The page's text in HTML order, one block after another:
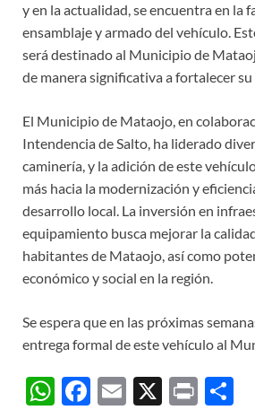
y en la actualidad, se encuentra en la
ensamblaje y armado del vehículo.
será destinado al Municipio de
de manera significativa a fortalecer
El Municipio de Mataojo, en
Intendencia de Salto, ha liderado
caminería, y la adición de este
más hacia la modernización y
desarrollo local. La inversión en
equipamiento busca mejorar la
habitantes de Mataojo, así como
económico y social en la región.
Se espera que en las próximas
entrega formal de este vehículo al
W F
E
X
P